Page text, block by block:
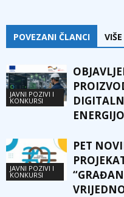
POVEZANI ČLANCI
JAVNI POZIVI I
KONKURSI
JAVNI POZIVI I
KONKURSI
PET